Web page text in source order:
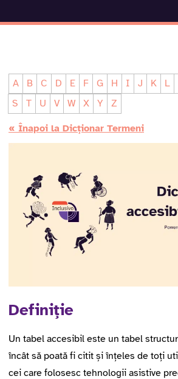
A B C D E F G H I J K L
S
T U V W X Y Z
« Înapoi la Dicționar Termeni
Definiție
Un tabel accesibil este un tabel
încât să poată fi citit și înțeles de toți
cei care folosesc tehnologii asistive